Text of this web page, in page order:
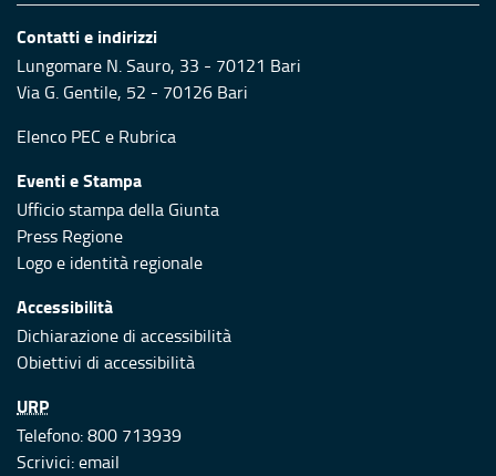
Contatti e indirizzi
Lungomare N. Sauro, 33 - 70121 Bari
Via G. Gentile, 52 - 70126 Bari
Elenco PEC e Rubrica
Eventi e Stampa
Ufficio stampa della Giunta
Press Regione
Logo e identità regionale
Accessibilità
Dichiarazione di accessibilità
Obiettivi di accessibilità
URP
Telefono: 800 713939
Scrivici:email